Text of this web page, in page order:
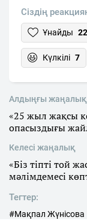
Сіздің
Ұнайды
Күлкілі 7
Алдыңғы жаңалық
«25 жыл жақсы
опасыздығы
Келесі жаңалық
«Біз тіпті той
мәлімдемесі
Тегтер:
#Мақпал Жүнісова